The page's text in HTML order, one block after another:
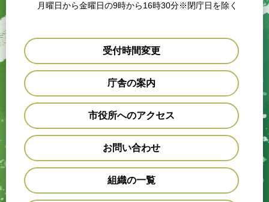
月曜日から金曜日の9時から16時30分※閉庁日を除く
受付時間変更
庁舎の案内
市役所へのアクセス
お問い合わせ
組織の一覧